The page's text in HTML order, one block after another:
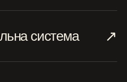
система ↗︎